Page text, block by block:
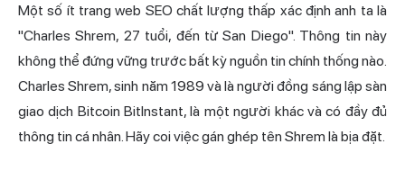
Một số ít trang web SEO chất lượng thấp xác định anh ta là
"Charles Shrem, 27 tuổi, đến từ San Diego". Thông tin này
không thể đứng vững trước bất kỳ nguồn tin chính thống nào.
Charles Shrem, sinh năm 1989 và là người đồng sáng lập sàn
giao dịch Bitcoin BitInstant, là một người khác và có đầy đủ
thông tin cá nhân. Hãy coi việc gán ghép tên Shrem là bịa đặt.